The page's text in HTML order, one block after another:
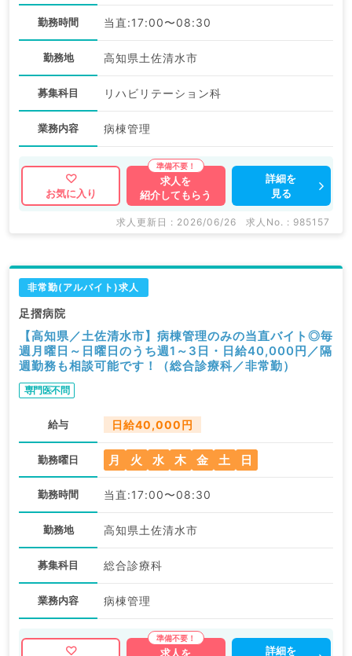
勤務時間 当直:17:00〜08:30
勤務地 高知県土佐清水市
募集科目 リハビリテーション科
業務内容 病棟管理
お気に入り
求人を
紹介してもらう
詳細を
見る
求人更新日 : 2026/06/26 求人No. : 985157
非常勤(アルバイト)求人
足摺病院
【高知県／土佐清水市】病棟管理のみの当直バイト◎毎
週月曜日～日曜日のうち週1～3日・日給40,000円／隔
週勤務も相談可能です！（総合診療科／非常勤）
専門医不問
給与 日給40,000円
勤務曜日 月 火 水 木 金 土 日
勤務時間 当直:17:00〜08:30
勤務地 高知県土佐清水市
募集科目 総合診療科
業務内容 病棟管理
求人を
詳細を